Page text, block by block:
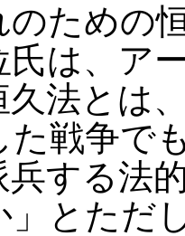
ための
氏は、ア
久法とは
た戦争で
兵する法
」とただ